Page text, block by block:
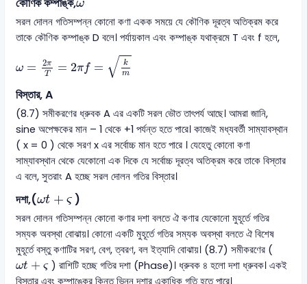
কৌণিক কম্পাঙ্ক,ω
সরল দোলন গতিসম্পন্ন কোনো কণা একক সময়ে যে কৌণিক দূরত্ব অতিক্রম করে
তাকে কৌণিক কম্পাঙ্ক D বলে। পর্যায়কাল এবং কম্পাঙ্ক যথাক্রমে T এবং f হলে,
ω = 2π
T
= 2πf = √ k
m
বিস্তার, A
(8.7) সমীকরণের ধ্রুবক A এর একটি সরল ভৌত তাৎপর্য আছে। আমরা জানি,
sine অপেক্ষকের মান – 1 থেকে +1 পর্যন্ত হতে পারে। কাজেই মধ্যবর্তী সাম্যাবস্থান
( x = 0 ) থেকে সরণ x এর সর্বোচ্চ মান হতে পারে । যেহেতু কোনো কণা
সাম্যাবস্থান থেকে যেকোনো এক দিকে যে সর্বোচ্চ দূরত্ব অতিক্রম করে তাকে বিস্তার
এ বলে, সুতরাং A হচ্ছে সরল দোলন গতির বিস্তার।
দশা,(ωt + ς
ωt + ς)
সরল দোলন গতিসম্পন্ন কোনো কণার দশা বলতে ঐ কণার যেকোনো মুহূর্তে গতির
সম্যক অবস্থা বোঝায়। কোনো একটি মুহূর্তে গতির সম্যক অবস্থা বলতে ঐ বিশেষ
মুহূর্তে বস্তু কণাটির সরণ, বেগ, ত্বরণ, বল ইত্যাদি বোঝায়। (8.7) সমীকরণের (
ωt + ς
ωt + ς ) রাশিটি হচ্ছে গতির দশা (Phase)। ধ্রুবক ৪ হলো দশা ধ্রুবক। একই
বিস্তার এবং কম্পাঙ্কের কিন্তু ভিন্ন দশার একাধিক গতি হতে পারে।